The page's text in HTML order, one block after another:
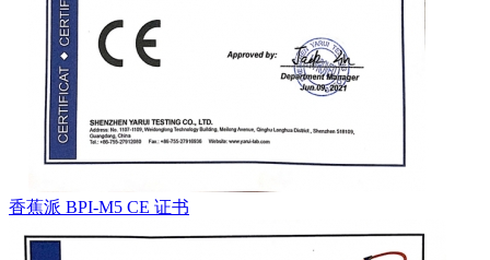
香蕉派 BPI-M5 CE 证书